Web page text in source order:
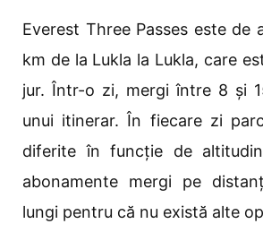
Everest Three Passes este de
km de la Lukla la Lukla, care
jur. Într-o zi, mergi între 8 și
unui itinerar. În fiecare zi
diferite în funcție de
abonamente mergi pe
lungi pentru că nu există alte